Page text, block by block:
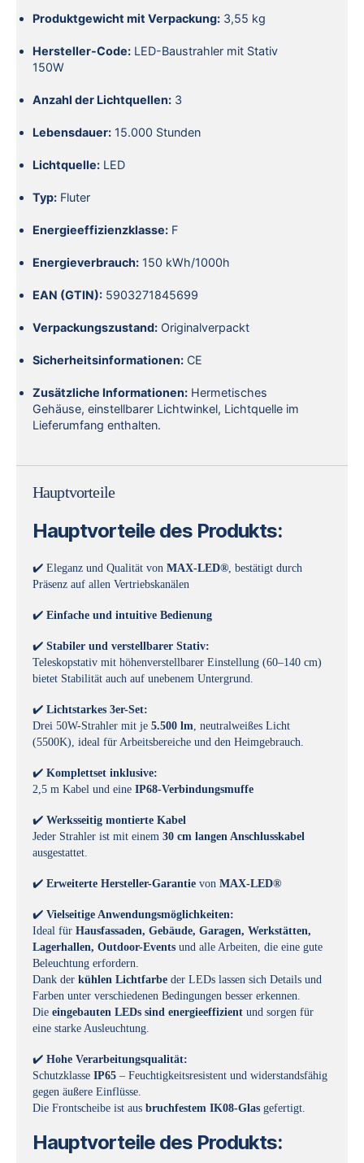
Produktgewicht mit Verpackung: 3,55 kg
Hersteller-Code: LED-Baustrahler mit Stativ
150W
Anzahl der Lichtquellen: 3
Lebensdauer: 15.000 Stunden
Lichtquelle: LED
Typ: Fluter
Energieeffizienzklasse: F
Energieverbrauch: 150 kWh/1000h
EAN (GTIN): 5903271845699
Verpackungszustand: Originalverpackt
Sicherheitsinformationen: CE
Zusätzliche Informationen: Hermetisches
Gehäuse, einstellbarer Lichtwinkel, Lichtquelle im
Lieferumfang enthalten.
Hauptvorteile
Hauptvorteile des Produkts:
✔️ Eleganz und Qualität von MAX-LED® , bestätigt durch
Präsenz auf allen Vertriebskanälen
✔️ Einfache und intuitive Bedienung
✔️ Stabiler und verstellbarer Stativ:
Teleskopstativ mit höhenverstellbarer Einstellung (60–140 cm)
bietet Stabilität auch auf unebenem Untergrund.
✔️ Lichtstarkes 3er-Set:
Drei 50W-Strahler mit je 5.500 lm , neutralweißes Licht
(5500K), ideal für Arbeitsbereiche und den Heimgebrauch.
✔️ Komplettset inklusive:
2,5 m Kabel und eine IP68-Verbindungsmuffe
✔️ Werksseitig montierte Kabel
Jeder Strahler ist mit einem 30 cm langen Anschlusskabel
ausgestattet.
✔️ Erweiterte Hersteller-Garantie von MAX-LED®
✔️ Vielseitige Anwendungsmöglichkeiten:
Ideal für Hausfassaden, Gebäude, Garagen, Werkstätten,
Lagerhallen, Outdoor-Events und alle Arbeiten, die eine gute
Beleuchtung erfordern.
Dank der kühlen Lichtfarbe der LEDs lassen sich Details und
Farben unter verschiedenen Bedingungen besser erkennen.
Die eingebauten LEDs sind energieeffizient und sorgen für
eine starke Ausleuchtung.
✔️ Hohe Verarbeitungsqualität:
Schutzklasse IP65 – Feuchtigkeitsresistent und widerstandsfähig
gegen äußere Einflüsse.
Die Frontscheibe ist aus bruchfestem IK08-Glas gefertigt.
Hauptvorteile des Produkts: